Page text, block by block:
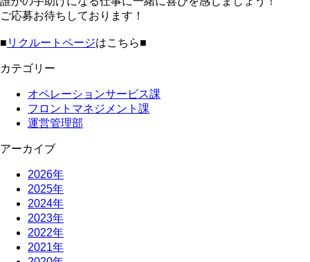
ご応募お待ちしております！
■ リクルートページはこちら■
カテゴリー
オペレーションサービス課
フロントマネジメント課
運営管理部
アーカイブ
2026年
2025年
2024年
2023年
2022年
2021年